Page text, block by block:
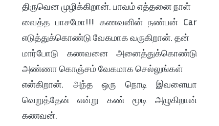
திருவென முழிக்கிறான். பாவம் எத்தனை நாள்
வைத்த பாசமோ!!! கணவனின் நண்பன் Car
எடுத்துக்கொண்டு வேகமாக வருகிறான். தன்
மார்போடு கணவனை அனைத்துக்கொண்டு
அண்ணா கொஞ்சம் வேகமாக செல்லுங்கள்
என்கிறான். அந்த ஒரு நொடி இவளையா
வெறுத்தேன் என்று கண் மூடி அழுகிறான்
கணவன்.